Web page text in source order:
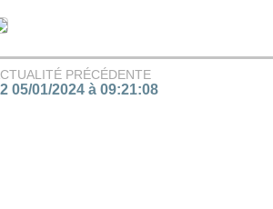
PRÉCÉDENTE
05/01/2024 à 09:21:08